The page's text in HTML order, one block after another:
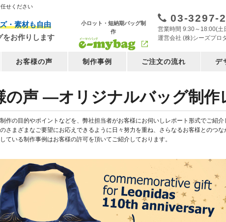
せください
・素材も自由
をお作りします
小ロット・短納期バッグ制
作
03-3297-
営業時間 9:30～18:00(土
運営会社 (株)シーズプロ
お客様の声 制作事例 ご注文の流れ デ
の声 ―オリジナルバッグ制
作の目的やポイントなどを、弊社担当者がお客様にお伺いしレポート形式でご紹介
さまざまなご要望にお応えできるように日々努力を重ね、さらなるお客様とのつ
ている制作事例はお客様の許可を頂いてご紹介しております。